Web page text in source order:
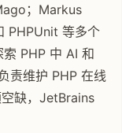
；Markus
PHPUnit 等多个
PHP 中 AI 和
责维护 PHP 在线
缺，JetBrains